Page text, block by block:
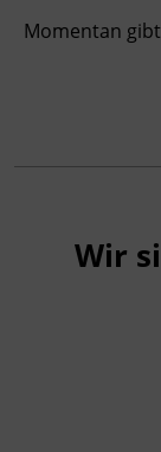
Momentan
Wir